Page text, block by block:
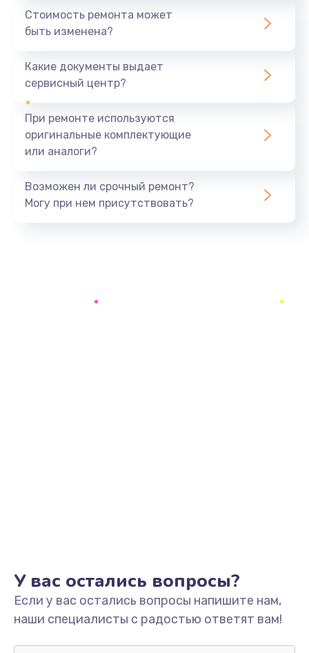
Стоимость ремонта может
быть изменена?
Какие документы выдает
сервисный центр?
При ремонте используются
оригинальные комплектующие
или аналоги?
Возможен ли срочный ремонт?
Могу при нем присутствовать?
У вас остались вопросы?
Если у вас остались вопросы напишите нам,
наши специалисты с радостью ответят вам!